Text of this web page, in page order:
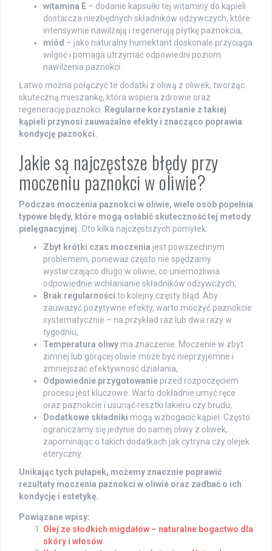
witamina E – dodanie kapsułki tej witaminy do kąpieli
dostarcza niezbędnych składników odżywczych, które
intensywnie nawilżają i regenerują płytkę paznokcia,
miód – jako naturalny humektant doskonale przyciąga
wilgoć i pomaga utrzymać odpowiedni poziom
nawilżenia paznokci.
Łatwo można połączyć te dodatki z oliwą z oliwek, tworząc
skuteczną mieszankę, która wspiera zdrowie oraz
regenerację paznokci. Regularne korzystanie z takiej
kąpieli przynosi zauważalne efekty i znacząco poprawia
kondycję paznokci.
Jakie są najczęstsze błędy przy
moczeniu paznokci w oliwie?
Podczas moczenia paznokci w oliwie, wiele osób popełnia
typowe błędy, które mogą osłabić skuteczność tej metody
pielęgnacyjnej. Oto kilka najczęstszych pomyłek:
Zbyt krótki czas moczenia jest powszechnym
problemem, ponieważ często nie spędzamy
wystarczająco długo w oliwie, co uniemożliwia
odpowiednie wchłanianie składników odżywczych,
Brak regularności to kolejny częsty błąd. Aby
zauważyć pozytywne efekty, warto moczyć paznokcie
systematycznie – na przykład raz lub dwa razy w
tygodniu,
Temperatura oliwy ma znaczenie. Moczenie w zbyt
zimnej lub gorącej oliwie może być nieprzyjemne i
zmniejszać efektywność działania,
Odpowiednie przygotowanie przed rozpoczęciem
procesu jest kluczowe. Warto dokładnie umyć ręce
oraz paznokcie i usunąć resztki lakieru czy brudu,
Dodatkowe składniki mogą wzbogacić kąpiel. Często
ograniczamy się jedynie do samej oliwy z oliwek,
zapominając o takich dodatkach jak cytryna czy olejek
eteryczny.
Unikając tych pułapek, możemy znacznie poprawić
rezultaty moczenia paznokci w oliwie oraz zadbać o ich
kondycję i estetykę.
Powiązane wpisy:
Olej ze słodkich migdałów – naturalne bogactwo dla
skóry i włosów